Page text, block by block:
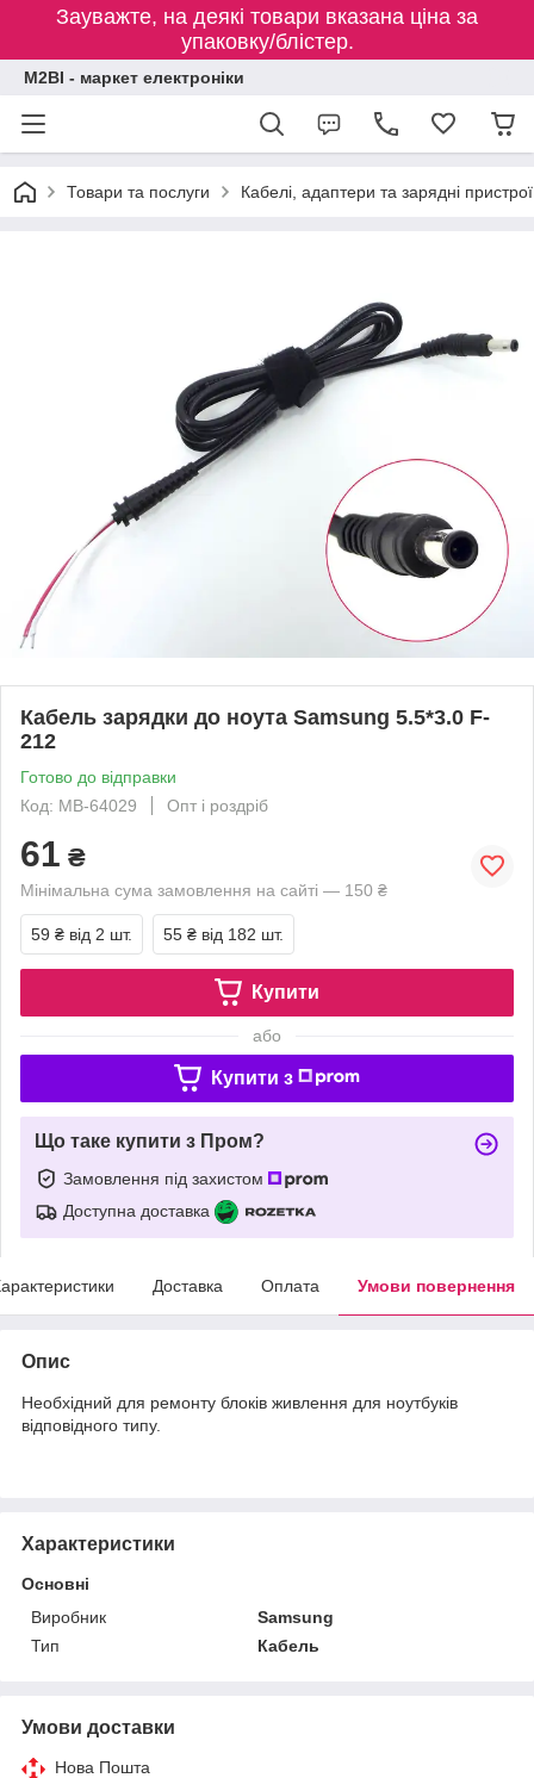
Зауважте, на деякі товари вказана ціна за
упаковку/блістер.
M2BI - маркет електроніки
Товари та послуги Кабелі, адаптери та зарядні пристрої
Кабель зарядки до ноута Samsung 5.5*3.0 F-
212
Готово до відправки
Код: MB-64029
Опт і роздріб
61 ₴
Мінімальна сума замовлення на сайті — 150 ₴
59 ₴ від 2 шт. 55 ₴ від 182 шт.
Купити
або
Купити з
Що таке купити з Пром?
Замовлення під захистом
Доступна доставка
Доставка Оплата Умови повернення
Опис
Необхідний для ремонту блоків живлення для ноутбуків
відповідного типу.
Характеристики
Основні
Виробник
Samsung
Тип
Кабель
Умови доставки
Нова Пошта